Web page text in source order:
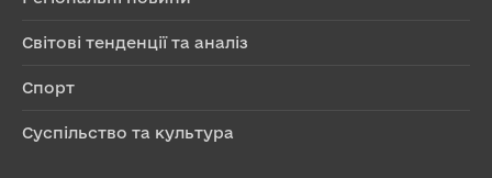
Світові тенденції та аналіз
Спорт
Суспільство та культура